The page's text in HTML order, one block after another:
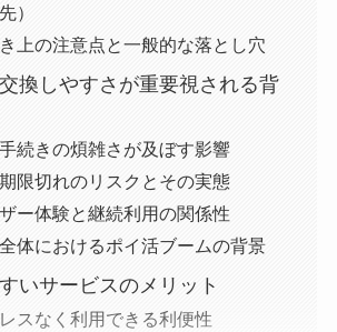
）
上の注意点と一般的な落とし穴
換しやすさが重要視される背
続きの煩雑さが及ぼす影響
限切れのリスクとその実態
ー体験と継続利用の関係性
体におけるポイ活ブームの背景
いサービスのメリット
スなく利用できる利便性